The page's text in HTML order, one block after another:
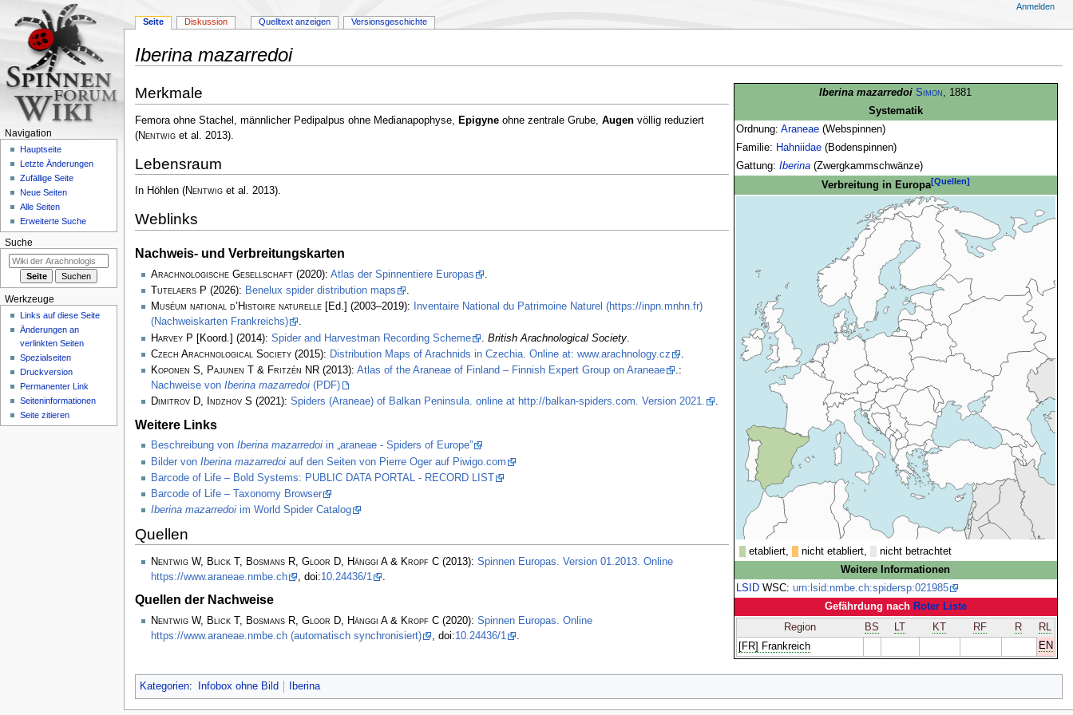
Iberina mazarredoi
Navigation
springen
Suche
springen
Iberina mazarredoi Simon, 1881
Systematik
Ordnung: Araneae(Webspinnen)
Familie: Hahniidae(Bodenspinnen)
Gattung: Iberina(Zwergkammschwänze)
Verbreitung in Europa[Quellen]
etabliert, nicht etabliert,
nicht betrachtet
Weitere Informationen
LSIDWSC: urn:lsid:nmbe.ch:spidersp:021985
Gefährdung nach Roter Liste
Region
BS LT KT RF R
RL
[FR] Frankreich
EN
Merkmale
Femora ohne Stachel, männlicher Pedipalpus ohne Medianapophyse, Epigyneohne zentrale Grube, Augenvöllig reduziert
(Nentwiget al. 2013).
Lebensraum
In Höhlen (Nentwiget al. 2013).
Weblinks
Nachweis- und Verbreitungskarten
Arachnologische Gesellschaft(2020): Atlas der Spinnentiere Europas
Tutelaers P (2026): Benelux spider distribution maps
.
Muséum national d’Histoire naturelle[Ed.] (2003–2019):
Inventaire National du Patrimoine Naturel (https://inpn.mnhn.fr)
(Nachweiskarten Frankreichs)
.
Harvey P [Koord.] (2014): Spider and Harvestman Recording Scheme British Arachnological Society.
Czech Arachnological Society(2015): Distribution Maps of Arachnids in Czechia. Online at: www.arachnology.cz
Koponen S, Pajunen T & Fritzén NR(2013): Atlas of the Araneae of Finland – Finnish Expert Group on Araneae
.:
Nachweise von Iberina mazarredoi(PDF)
Dimitrov D, Indzhov S (2021): Spiders (Araneae) of Balkan Peninsula. online at http://balkan-spiders.com. Version 2021. .
Weitere Links
Beschreibung von Iberina mazarredoiin „araneae - Spiders of Europe”
Bilder von Iberina mazarredoiauf den Seiten von Pierre Oger auf Piwigo.com
Barcode of Life – Bold Systems: PUBLIC DATA PORTAL - RECORD LIST
Barcode of Life – Taxonomy Browser
Iberina mazarredoiim World Spider Catalog
Quellen
Nentwig W, Blick T, Bosmans R, Gloor D, Hänggi A & Kropf C(2013): Spinnen Europas. Version 01.2013. Online
https://www.araneae.nmbe.ch
, doi:10.24436/1 .
Quellen der Nachweise
Nentwig W, Blick T, Bosmans R, Gloor D, Hänggi A & Kropf C(2020): Spinnen Europas. Online
https://www.araneae.nmbe.ch (automatisch synchronisiert)
, doi:10.24436/1 .
Kategorien: Infobox ohne Bild Iberina
Seite Diskussion Quelltext anzeigen Versionsgeschichte
Anmelden
Navigation
Hauptseite
Letzte Änderungen
Zufällige Seite
Neue Seiten
Alle Seiten
Erweiterte Suche
Suche
Werkzeuge
Links auf diese Seite
Änderungen an
verlinkten Seiten
Spezialseiten
Druckversion
Permanenter Link
Seiten­­informationen
Seite zitieren